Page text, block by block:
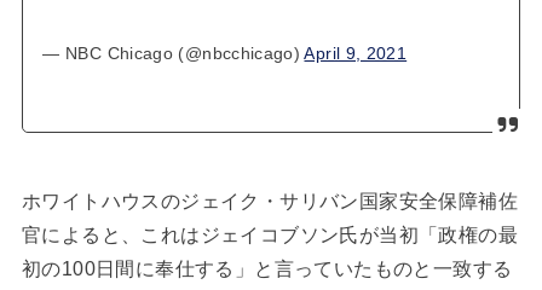
— NBC Chicago (@nbcchicago)April 9, 2021
ホワイトハウスのジェイク・サリバン国家安全保障補佐
官によると、これはジェイコブソン氏が当初「政権の最
初の100日間に奉仕する」と言っていたものと一致する